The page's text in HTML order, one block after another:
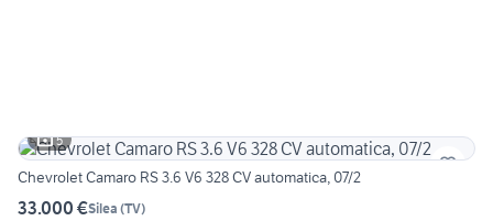
5
Chevrolet Camaro RS 3.6 V6 328 CV automatica, 07/2
33.000 €Silea (TV)